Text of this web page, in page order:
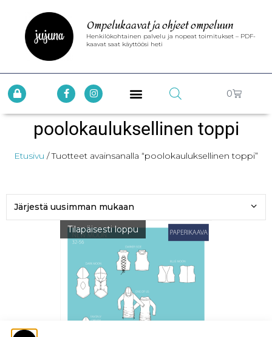
Ompelukaavat ja ohjeet ompeluun
Henkilökohtainen palvelu ja nopeat toimitukset – PDF-
kaavat saat käyttöösi heti
0
poolokauluksellinen toppi
Etusivu / Tuotteet avainsanalla “poolokauluksellinen toppi”
Tilapäisesti loppu